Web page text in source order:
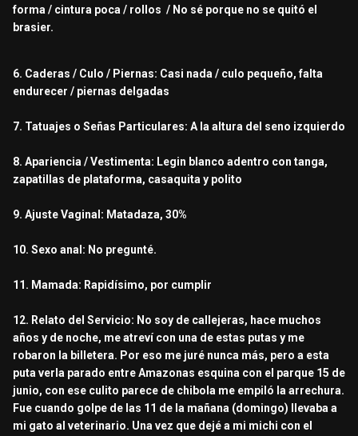
forma / cintura poca / rollos / No sé porque no se quitó el
brasier.
6. Caderas / Culo / Piernas: Casi nada / culo pequeño, falta
endurecer / piernas delgadas
7. Tatuajes o Señas Particulares: A la altura del seno izquierdo
8. Apariencia / Vestimenta: Legin blanco adentro con tanga,
zapatillas de plataforma, casaquita y polito
9. Ajuste Vaginal: Matadaza, 30%
10. Sexo anal: No pregunté.
11. Mamada: Rapidísimo, por cumplir
12. Relato del Servicio: No soy de callejeras, hace muchos
años y de noche, me atreví con una de estas putas y me
robaron la billetera. Por eso me juré nunca más, pero a esta
puta verla parado entre Amazonas esquina con el parque 15 de
junio, con ese culito parece de chibola me empiló la arrechura.
Fue cuando golpe de las 11 de la mañana (domingo) llevaba a
mi gato al veterinario. Una vez que dejé a mi michi con el